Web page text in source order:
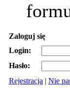
Zaloguj się
Login:
Hasło:
Rejestracja | Nie